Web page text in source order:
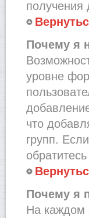
получения
Почему я
уровне
что
групп.
Почему я
На каждом